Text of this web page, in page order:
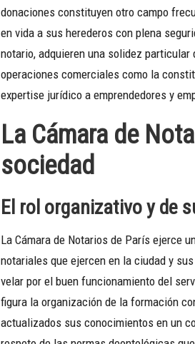
donaciones constituyen otro campo
en vida a sus herederos con plena
notario, adquieren una solidez
operaciones comerciales como la
expertise jurídico a emprendedores y
La Cámara de
sociedad
El rol organizativo y de
La Cámara de Notarios de París ejerce
notariales que ejercen en la ciudad y
velar por el buen funcionamiento del
figura la organización de la formación
actualizados sus conocimientos en un